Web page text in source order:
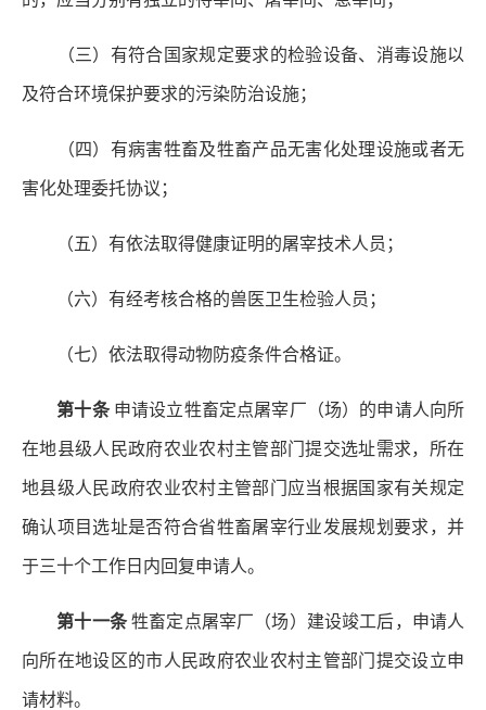
（三）有符合国家规定要求的检验设备、消毒设施以
及符合环境保护要求的污染防治设施；
（四）有病害牲畜及牲畜产品无害化处理设施或者无
害化处理委托协议；
（五）有依法取得健康证明的屠宰技术人员；
（六）有经考核合格的兽医卫生检验人员；
（七）依法取得动物防疫条件合格证。
第十条申请设立牲畜定点屠宰厂（场）的申请人向所
在地县级人民政府农业农村主管部门提交选址需求，所在
地县级人民政府农业农村主管部门应当根据国家有关规定
确认项目选址是否符合省牲畜屠宰行业发展规划要求，并
于三十个工作日内回复申请人。
第十一条牲畜定点屠宰厂（场）建设竣工后，申请人
向所在地设区的市人民政府农业农村主管部门提交设立申
请材料。